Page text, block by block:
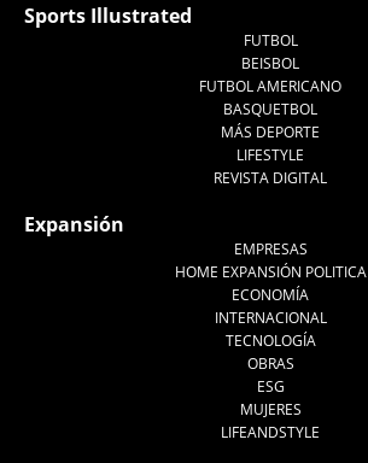
Sports Illustrated
FUTBOL
BEISBOL
FUTBOL AMERICANO
BASQUETBOL
MÁS DEPORTE
LIFESTYLE
REVISTA DIGITAL
Expansión
EMPRESAS
HOME EXPANSIÓN POLITICA
ECONOMÍA
INTERNACIONAL
TECNOLOGÍA
OBRAS
ESG
MUJERES
LIFEANDSTYLE